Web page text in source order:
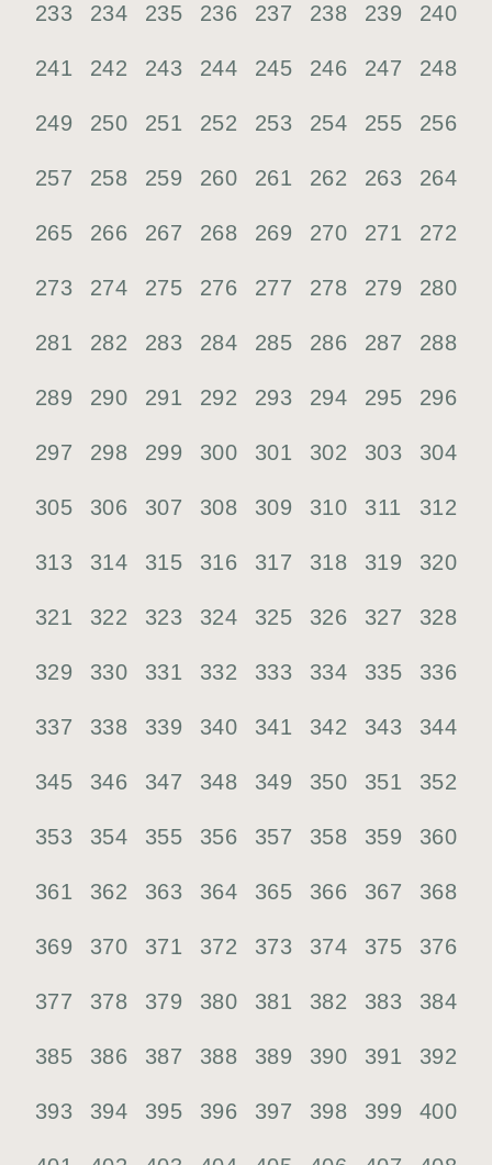
233 234 235 236 237 238 239 240
241 242 243 244 245 246 247 248
249 250 251 252 253 254 255 256
257 258 259 260 261 262 263 264
265 266 267 268 269 270 271 272
273 274 275 276 277 278 279 280
281 282 283 284 285 286 287 288
289 290 291 292 293 294 295 296
297 298 299 300 301 302 303 304
305 306 307 308 309 310 311 312
313 314 315 316 317 318 319 320
321 322 323 324 325 326 327 328
329 330 331 332 333 334 335 336
337 338 339 340 341 342 343 344
345 346 347 348 349 350 351 352
353 354 355 356 357 358 359 360
361 362 363 364 365 366 367 368
369 370 371 372 373 374 375 376
377 378 379 380 381 382 383 384
385 386 387 388 389 390 391 392
393 394 395 396 397 398 399 400